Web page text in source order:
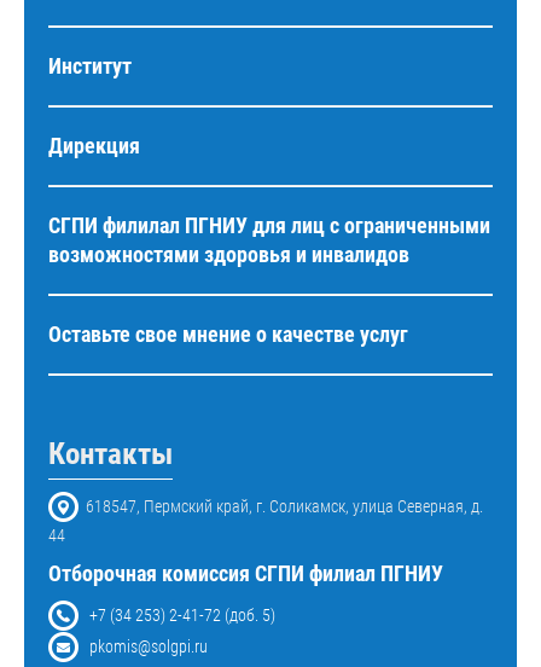
Институт
Дирекция
СГПИ филилал ПГНИУ для лиц с ограниченными
возможностями здоровья и инвалидов
Оставьте свое мнение о качестве услуг
Контакты
618547, Пермский край, г. Соликамск, улица Северная, д.
44
Отборочная комиссия СГПИ филиал ПГНИУ
+7 (34 253) 2-41-72 (доб. 5)
pkomis@solgpi.ru